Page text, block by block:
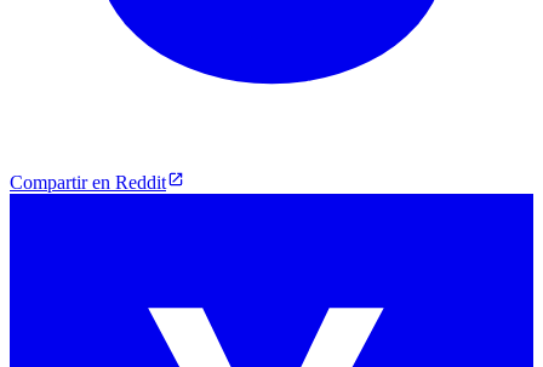
Compartir en Reddit